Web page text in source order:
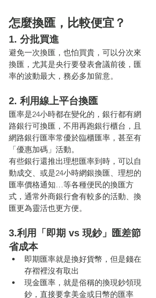
怎麼換匯，比較便宜？
1. 分批買進
避免一次換匯，也怕買貴，可以分次來
換匯，尤其是央行要發表會議前後，匯
率的波動最大，務必多加留意。
2. 利用線上平台換匯
匯率是24小時都在變化的，銀行都有網
路銀行可換匯，不用再跑銀行櫃台，且
網路銀行匯率常優於臨櫃匯率，甚至有
「優惠加碼」活動。
有些銀行還推出理想匯率到時，可以自
動成交、或是24小時網銀換匯、理想的
匯率價格通知…等各種便民的換匯方
式，通常外商銀行會有較多的活動、換
匯更為靈活也更方便。
3.利用「即期 vs 現鈔」匯差節
省成本
即期匯率就是換好貨幣，但是錢在
存褶裡沒有取出
現金匯率，就是俗稱的換現鈔領現
鈔，直接要拿美金或日幣的匯率